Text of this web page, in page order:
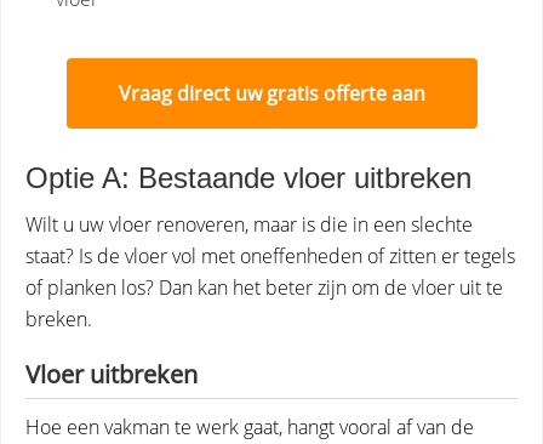
Vraag direct uw gratis offerte aan
Optie A: Bestaande vloer uitbreken
Wilt u uw vloer renoveren, maar is die in een slechte
staat? Is de vloer vol met oneffenheden of zitten er tegels
of planken los? Dan kan het beter zijn om de vloer uit te
breken.
Vloer uitbreken
Hoe een vakman te werk gaat, hangt vooral af van de